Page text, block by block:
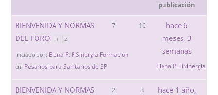
publicación
BIENVENIDA Y NORMAS
DEL FORO
1 2
Iniciado por: Elena P. FiSinergia Formación
en: Pesarios para Sanitarios de SP
7 16
hace 6
meses, 3
semanas
Elena P. FiSinergia
BIENVENIDA Y NORMAS
2 3
hace 1 año,